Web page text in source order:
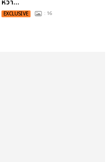
หวา...
EXCLUSIVE : 16